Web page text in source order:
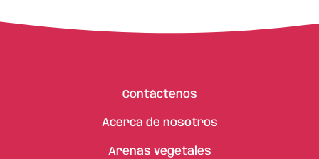
Contáctenos
Acerca de nosotros
Arenas vegetales